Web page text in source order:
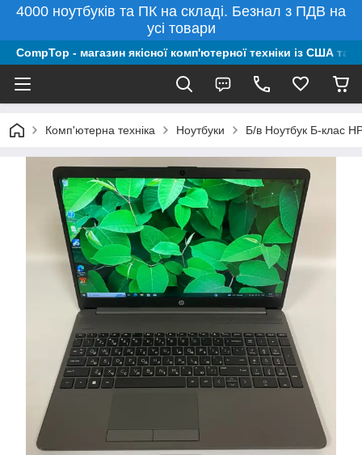
4000 ноутбуків та ПК на складі. Безнал з ПДВ на
усі товари
CompTop - магазин якісної комп'ютерної техніки із США та
Комп'ютерна техніка Ноутбуки Б/в Ноутбук Б-клас